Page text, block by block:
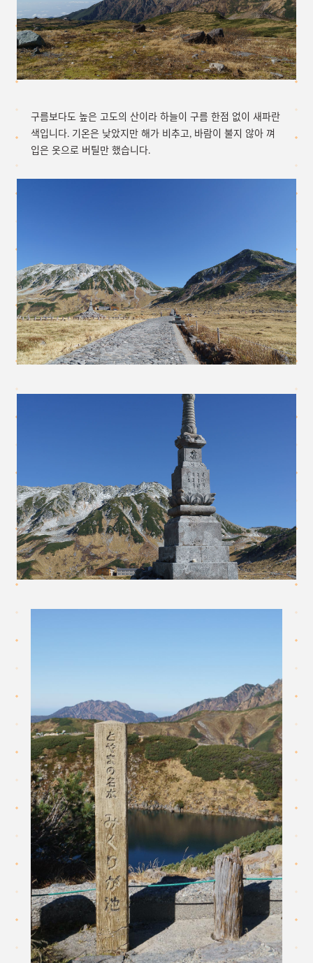
구름보다도 높은 고도의 산이라 하늘이 구름 한점 없이 새파란
색입니다. 기온은 낮았지만 해가 비추고, 바람이 불지 않아 껴
입은 옷으로 버틸만 했습니다.